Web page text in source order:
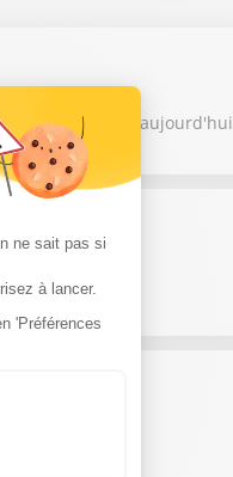
: on en parle aujourd'hui